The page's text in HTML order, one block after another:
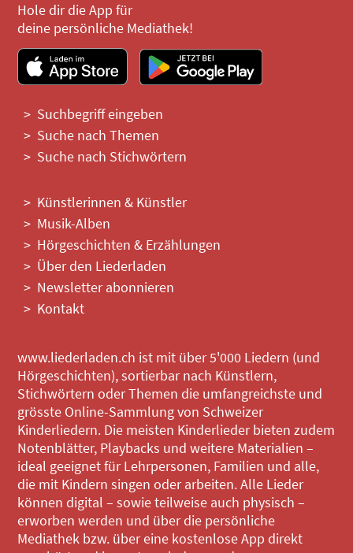
Hole dir die App für
deine persönliche Mediathek!
Suchbegriff eingeben
Suche nach Themen
Suche nach Stichwörtern
Künstlerinnen & Künstler
Musik-Alben
Hörgeschichten & Erzählungen
Über den Liederladen
Newsletter abonnieren
Kontakt
www.liederladen.ch ist mit über 5'000 Liedern (und
Hörgeschichten), sortierbar nach Künstlern,
Stichwörtern oder Themen die umfangreichste und
grösste Online-Sammlung von Schweizer
Kinderliedern. Die meisten Kinderlieder bieten zudem
Notenblätter, Playbacks und weitere Materialien –
ideal geeignet für Lehrpersonen, Familien und alle,
die mit Kindern singen oder arbeiten. Alle Lieder
können digital – sowie teilweise auch physisch –
erworben werden und über die persönliche
Mediathek bzw. über eine kostenlose App direkt